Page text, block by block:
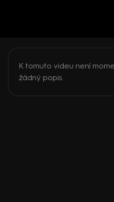
K tomuto videu není
žádný popis.